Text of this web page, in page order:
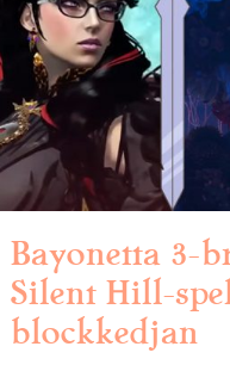
Bayonetta 3-
Silent Hill-
blockkedjan